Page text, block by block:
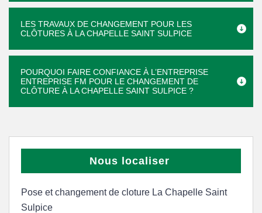
LES TRAVAUX DE CHANGEMENT POUR LES
CLÔTURES À LA CHAPELLE SAINT SULPICE
POURQUOI FAIRE CONFIANCE À L’ENTREPRISE
ENTREPRISE FM POUR LE CHANGEMENT DE
CLÔTURE À LA CHAPELLE SAINT SULPICE ?
Nous localiser
Pose et changement de cloture La Chapelle Saint
Sulpice